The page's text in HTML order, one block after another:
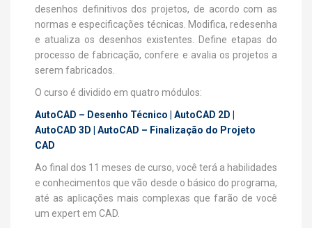
desenhos definitivos dos projetos, de acordo com as
normas e especificações técnicas. Modifica, redesenha
e atualiza os desenhos existentes. Define etapas do
processo de fabricação, confere e avalia os projetos a
serem fabricados.
O curso é dividido em quatro módulos:
AutoCAD – Desenho Técnico | AutoCAD 2D |
AutoCAD 3D | AutoCAD – Finalização do Projeto
CAD
Ao final dos 11 meses de curso, você terá a habilidades
e conhecimentos que vão desde o básico do programa,
até as aplicações mais complexas que farão de você
um expert em CAD.